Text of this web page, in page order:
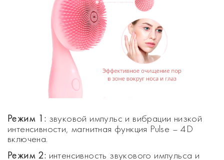
Режим 1: звуковой импульс и вибрации низкой
интенсивности, магнитная функция Pulse – 4D
включена.
Режим 2: интенсивность звукового импульса и